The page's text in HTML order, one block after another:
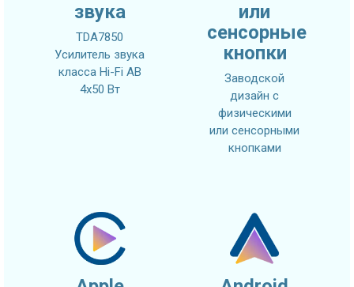
звука
TDA7850
Усилитель звука
класса Hi-Fi AB
4x50 Вт
или
сенсорные
кнопки
Заводской
дизайн с
физическими
или сенсорными
кнопками